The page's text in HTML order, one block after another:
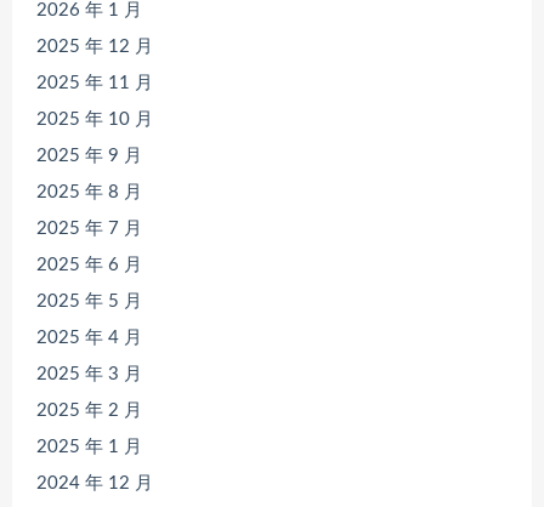
2026 年 1 月
2025 年 12 月
2025 年 11 月
2025 年 10 月
2025 年 9 月
2025 年 8 月
2025 年 7 月
2025 年 6 月
2025 年 5 月
2025 年 4 月
2025 年 3 月
2025 年 2 月
2025 年 1 月
2024 年 12 月